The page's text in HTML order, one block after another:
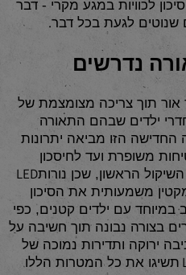
לכוויות במגע מקרי - דבר
שנוטים לגעת בכל דבר.
נדרשים
אור תוך צריכה מצומצמת של
ילדים שבהם התאורה
החדישה הזו מביאה יתרונות
משופרת ועד לחיסכון
הראשון, שכן נורותLED
משמעותית את הסיכון
במיוחד עם ילדים קטנים, כפי
בצורה נבונה תוך חשיבה על
ירוקה ותדירות נמוכה של
תשיגו את כל המטרות הללו